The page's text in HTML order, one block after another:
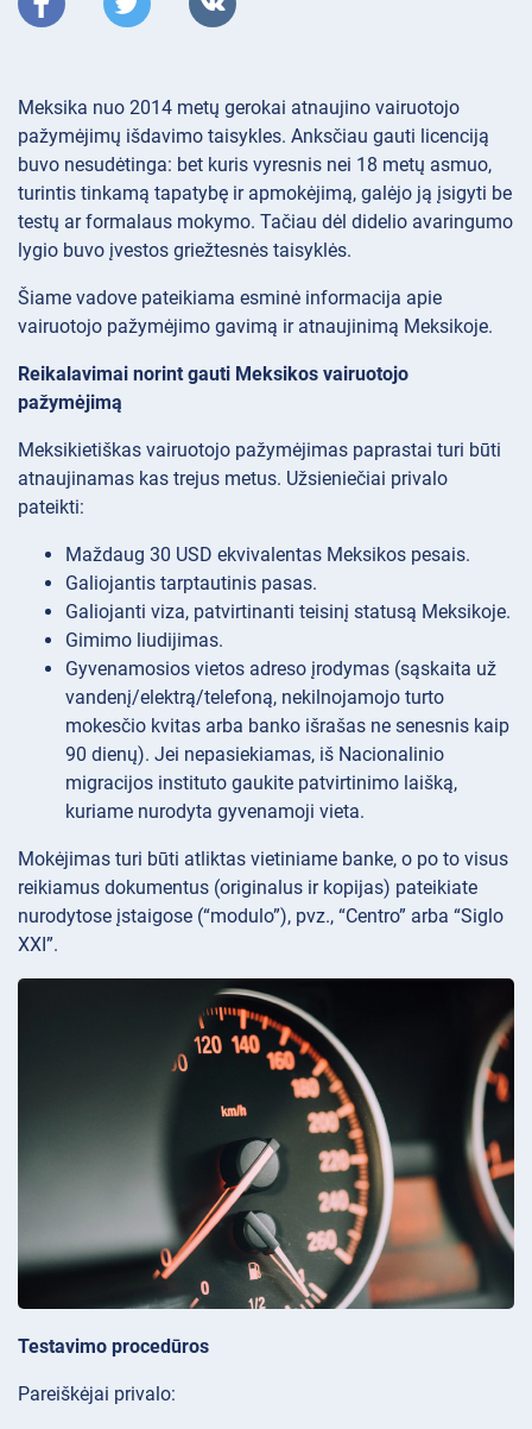
Meksika nuo 2014 metų gerokai atnaujino vairuotojo
pažymėjimų išdavimo taisykles. Anksčiau gauti licenciją
buvo nesudėtinga: bet kuris vyresnis nei 18 metų asmuo,
turintis tinkamą tapatybę ir apmokėjimą, galėjo ją įsigyti be
testų ar formalaus mokymo. Tačiau dėl didelio avaringumo
lygio buvo įvestos griežtesnės taisyklės.
Šiame vadove pateikiama esminė informacija apie
vairuotojo pažymėjimo gavimą ir atnaujinimą Meksikoje.
Reikalavimai norint gauti Meksikos vairuotojo
pažymėjimą
Meksikietiškas vairuotojo pažymėjimas paprastai turi būti
atnaujinamas kas trejus metus. Užsieniečiai privalo
pateikti:
Maždaug 30 USD ekvivalentas Meksikos pesais.
Galiojantis tarptautinis pasas.
Galiojanti viza, patvirtinanti teisinį statusą Meksikoje.
Gimimo liudijimas.
Gyvenamosios vietos adreso įrodymas (sąskaita už
vandenį/elektrą/telefoną, nekilnojamojo turto
mokesčio kvitas arba banko išrašas ne senesnis kaip
90 dienų). Jei nepasiekiamas, iš Nacionalinio
migracijos instituto gaukite patvirtinimo laišką,
kuriame nurodyta gyvenamoji vieta.
Mokėjimas turi būti atliktas vietiniame banke, o po to visus
reikiamus dokumentus (originalus ir kopijas) pateikiate
nurodytose įstaigose (“modulo”), pvz., “Centro” arba “Siglo
XXI”.
Testavimo procedūros
Pareiškėjai privalo: